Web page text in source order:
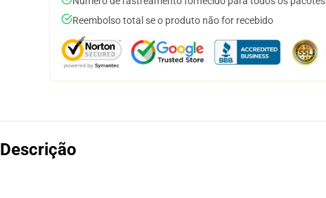
Reembolso total se o produto não for recebido
Descrição